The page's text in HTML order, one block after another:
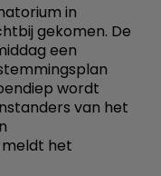
in
gekomen. De
een
wordt
van het
het